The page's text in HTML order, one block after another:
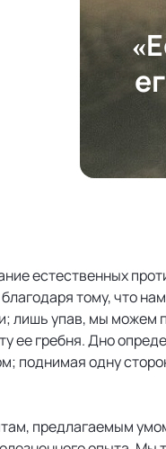
естественных
тому, что
лишь упав, мы можем
ее гребня. Дно
поднимая одну
предлагаемым